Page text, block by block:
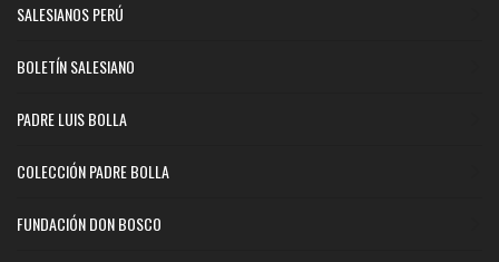
SALESIANOS PERÚ
BOLETÍN SALESIANO
PADRE LUIS BOLLA
COLECCIÓN PADRE BOLLA
FUNDACIÓN DON BOSCO